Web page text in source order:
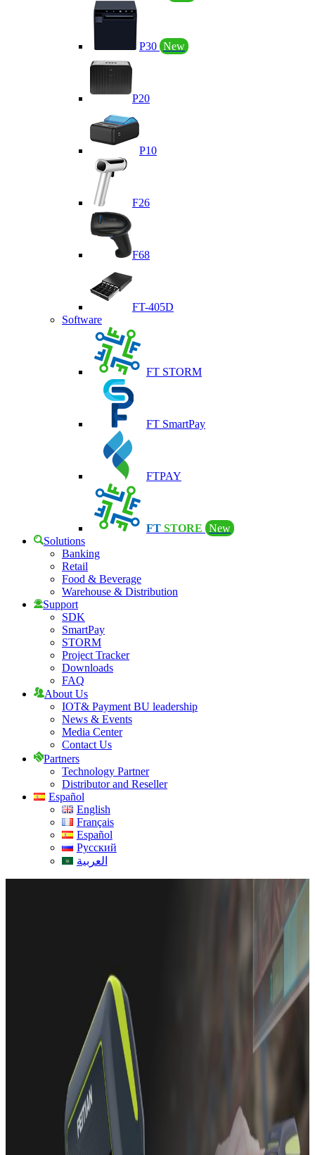
P30 New
P20
P10
F26
F68
FT-405D
Software
FT STORM
FT SmartPay
FTPAY
FT STORE New
Solutions
Banking
Retail
Food & Beverage
Warehouse & Distribution
Support
SDK
SmartPay
STORM
Project Tracker
Downloads
FAQ
About Us
IOT& Payment BU leadership
News & Events
Media Center
Contact Us
Partners
Technology Partner
Distributor and Reseller
Español
English
Français
Español
Русский
العربية